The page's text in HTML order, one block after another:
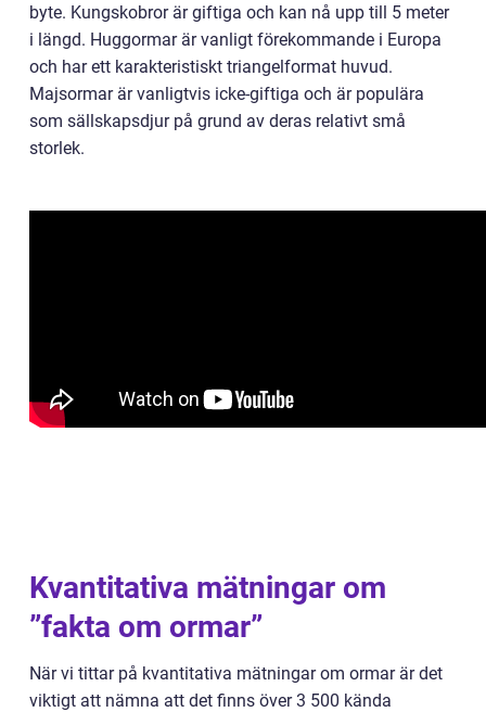
byte. Kungskobror är giftiga och kan nå upp till 5 meter
i längd. Huggormar är vanligt förekommande i Europa
och har ett karakteristiskt triangelformat huvud.
Majsormar är vanligtvis icke-giftiga och är populära
som sällskapsdjur på grund av deras relativt små
storlek.
Kvantitativa mätningar om
”fakta om ormar”
När vi tittar på kvantitativa mätningar om ormar är det
viktigt att nämna att det finns över 3 500 kända